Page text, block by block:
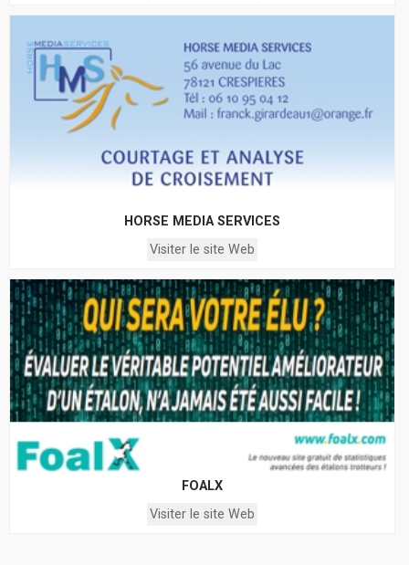
HORSE MEDIA SERVICES
Visiter le site Web
FOALX
Visiter le site Web